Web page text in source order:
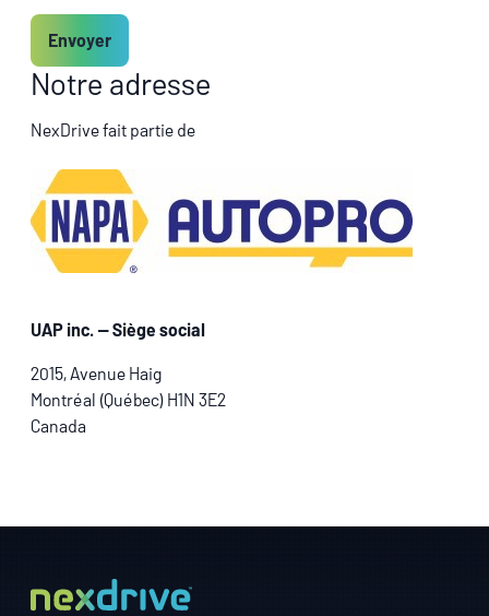
Envoyer
Notre adresse
NexDrive fait partie de
UAP inc. — Siège social
2015, Avenue Haig
Montréal (Québec) H1N 3E2
Canada